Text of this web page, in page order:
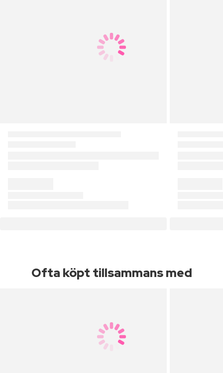
Ofta köpt tillsammans med